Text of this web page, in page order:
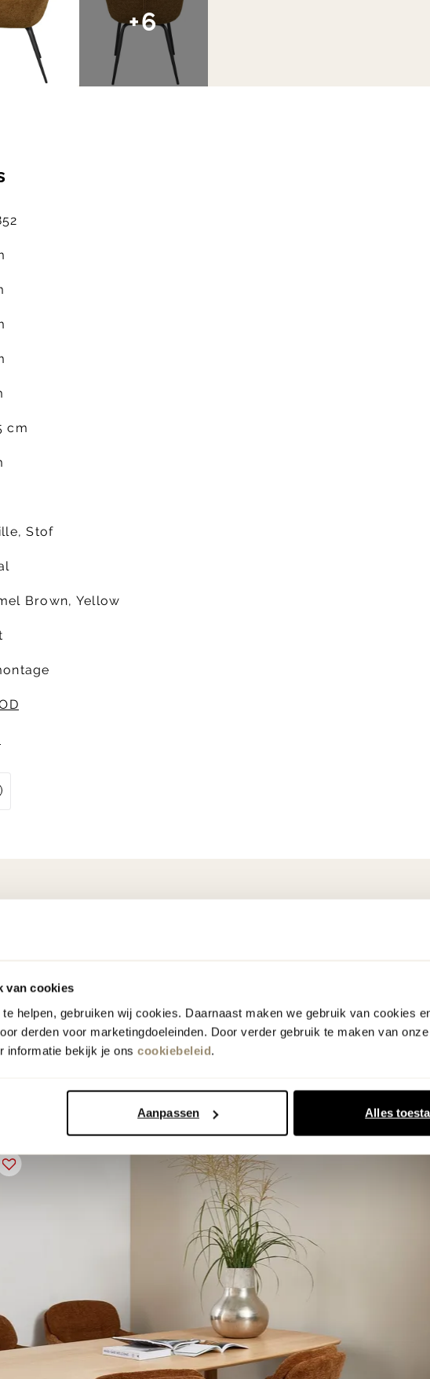
van cookies
helpen, gebruiken wij cookies. Daarnaast maken we gebruik van cookies
derden voor marketingdoeleinden. Door verder gebruik te maken van
informatie bekijk je ons cookiebeleid.
Aanpassen Alles
+6
cm
Stof
Brown, Yellow